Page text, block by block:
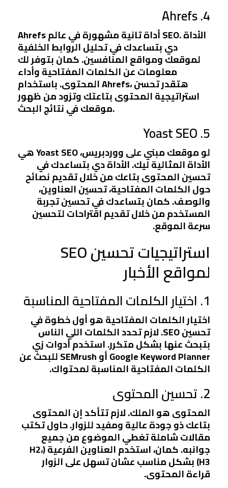
4. Ahrefs
Ahrefs أداة تانية مشهورة في عالم SEO. الأداة
دي بتساعدك في تحليل الروابط الخلفية
لموقعك ومواقع المنافسين. كمان بتوفر لك
معلومات عن الكلمات المفتاحية وأداء
المحتوى. باستخدام Ahrefs، هتقدر تحسن
استراتيجية المحتوى بتاعتك وتزود من ظهور
موقعك في نتائج البحث.
5. Yoast SEO
لو موقعك مبني على ووردبريس، Yoast SEO هي
الأداة المثالية ليك. الأداة دي بتساعدك في
تحسين المحتوى بتاعك من خلال تقديم نصائح
حول الكلمات المفتاحية، تحسين العناوين،
والوصف. كمان بتساعدك في تحسين تجربة
المستخدم من خلال تقديم اقتراحات لتحسين
سرعة الموقع.
استراتيجيات تحسين SEO
لمواقع الأخبار
1. اختيار الكلمات المفتاحية المناسبة
اختيار الكلمات المفتاحية هو أول خطوة في
تحسين SEO. لازم تحدد الكلمات اللي الناس
بتبحث عنها بشكل متكرر. استخدم أدوات زي
Google Keyword Planner أو SEMrush للبحث عن
الكلمات المفتاحية المناسبة لمحتواك.
2. تحسين المحتوى
المحتوى هو الملك. لازم تتأكد إن المحتوى
بتاعك ذو جودة عالية ومفيد للزوار. حاول تكتب
مقالات شاملة تغطي الموضوع من جميع
جوانبه. كمان، استخدم العناوين الفرعية (H2،
H3) بشكل مناسب عشان تسهل على الزوار
قراءة المحتوى.